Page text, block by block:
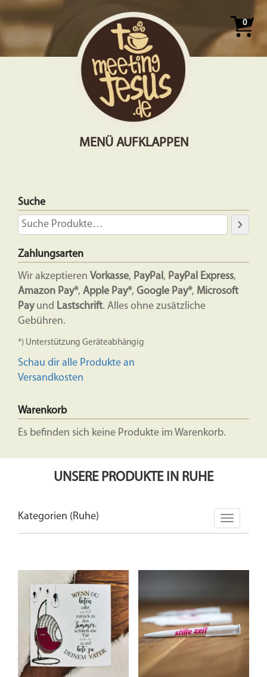
0
MENÜ AUFKLAPPEN
Suche
Zahlungsarten
Wir akzeptieren Vorkasse, PayPal, PayPal Express,
Amazon Pay*, Apple Pay*, Google Pay*, Microsoft
Payund Lastschrift. Alles ohne zusätzliche
Gebühren.
*) Unterstützung Geräteabhängig
Schau dir alle Produkte an
Versandkosten
Warenkorb
Es befinden sich keine Produkte im Warenkorb.
UNSERE PRODUKTE IN RUHE
Kategorien (Ruhe)